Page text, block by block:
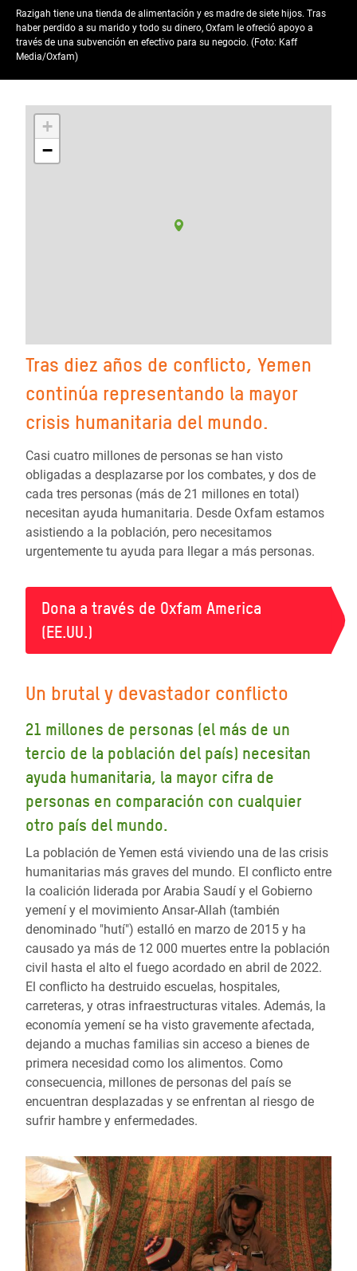
Razigah tiene una tienda de alimentación y es madre de siete hijos. Tras
haber perdido a su marido y todo su dinero, Oxfam le ofreció apoyo a
través de una subvención en efectivo para su negocio. (Foto: Kaff
Media/Oxfam)
+
−
Tras diez años de conflicto, Yemen
continúa representando la mayor
crisis humanitaria del mundo.
Casi cuatro millones de personas se han visto
obligadas a desplazarse por los combates, y dos de
cada tres personas (más de 21 millones en total)
necesitan ayuda humanitaria. Desde Oxfam estamos
asistiendo a la población, pero necesitamos
urgentemente tu ayuda para llegar a más personas.
Dona a través de Oxfam America
(EE.UU.)
Un brutal y devastador conflicto
21 millones de personas (el más de un
tercio de la población del país) necesitan
ayuda humanitaria, la mayor cifra de
personas en comparación con cualquier
otro país del mundo.
La población de Yemen está viviendo una de las crisis
humanitarias más graves del mundo. El conflicto entre
la coalición liderada por Arabia Saudí y el Gobierno
yemení y el movimiento Ansar-Allah (también
denominado "hutí") estalló en marzo de 2015 y ha
causado ya más de 12 000 muertes entre la población
civil hasta el alto el fuego acordado en abril de 2022.
El conflicto ha destruido escuelas, hospitales,
carreteras, y otras infraestructuras vitales. Además, la
economía yemení se ha visto gravemente afectada,
dejando a muchas familias sin acceso a bienes de
primera necesidad como los alimentos. Como
consecuencia, millones de personas del país se
encuentran desplazadas y se enfrentan al riesgo de
sufrir hambre y enfermedades.